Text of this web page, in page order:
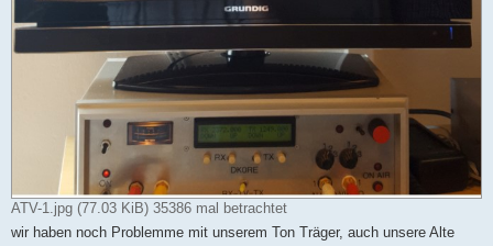
ATV-1.jpg (77.03 KiB) 35386 mal betrachtet
wir haben noch Problemme mit unserem Ton Träger, auch unsere Alte